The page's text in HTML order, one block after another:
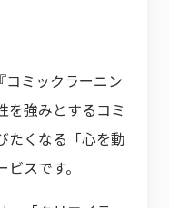
ミックラーニン
を強みとするコミ
たくなる「心を動
スです。